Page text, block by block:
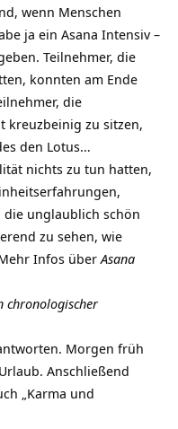
wenn Menschen
ja ein Asana Intensiv –
Teilnehmer, die
konnten am Ende
die
kreuzbeinig zu sitzen,
den Lotus…
nichts zu tun hatten,
unglaublich schön
zu sehen, wie
Infos über Asana
chronologischer
Morgen früh
Anschließend
„Karma und